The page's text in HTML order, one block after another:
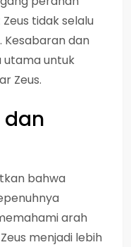
tidak selalu
Kesabaran dan
utama untuk
Zeus.
dan
bahwa
arah
menjadi lebih